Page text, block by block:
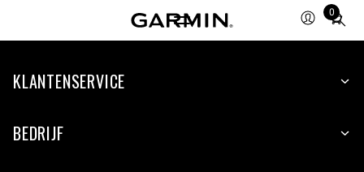
0
Total
items
cart:
KLANTENSERVICE
BEDRIJF